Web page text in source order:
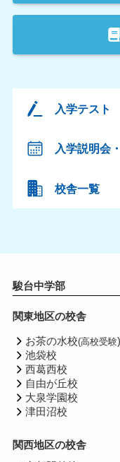
入学テスト
入学説明会
校舎一覧
駿台中学部
関東地区の校舎
お茶の水校(高校受験)
池袋校
西葛西校
自由が丘校
大泉学園校
津田沼校
関西地区の校舎